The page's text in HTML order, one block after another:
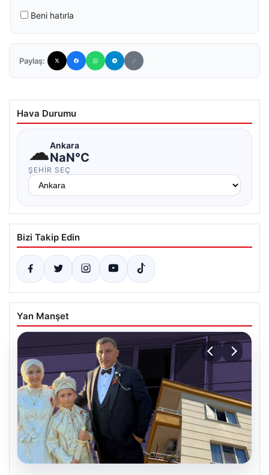
Beni hatırla
Paylaş:
Hava Durumu
☁Ankara
NaN°C
ŞEHIR SEÇ
Bizi Takip Edin
Yan Manşet